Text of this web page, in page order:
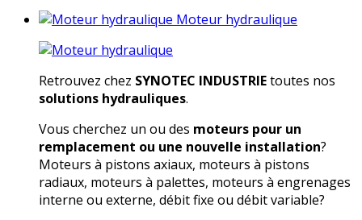
Moteur hydraulique
Retrouvez chez SYNOTEC INDUSTRIEtoutes nos
solutions hydrauliques.
Vous cherchez un ou des moteurs pour un
remplacement ou une nouvelle installation?
Moteurs à pistons axiaux, moteurs à pistons
radiaux, moteurs à palettes, moteurs à engrenages
interne ou externe, débit fixe ou débit variable?